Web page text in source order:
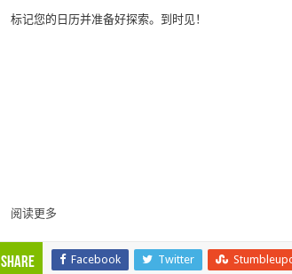
标记您的日历并准备好探索。到时见！
阅读更多
Share Facebook Twitter